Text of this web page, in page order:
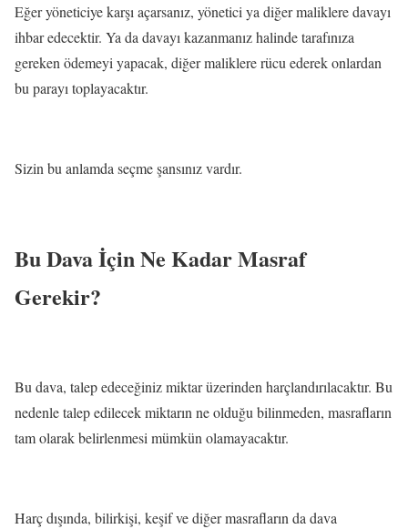
Eğer yöneticiye karşı açarsanız, yönetici ya diğer maliklere davayı
ihbar edecektir. Ya da davayı kazanmanız halinde tarafınıza
gereken ödemeyi yapacak, diğer maliklere rücu ederek onlardan
bu parayı toplayacaktır.
Sizin bu anlamda seçme şansınız vardır.
Bu Dava İçin Ne Kadar Masraf
Gerekir?
Bu dava, talep edeceğiniz miktar üzerinden harçlandırılacaktır. Bu
nedenle talep edilecek miktarın ne olduğu bilinmeden, masrafların
tam olarak belirlenmesi mümkün olamayacaktır.
Harç dışında, bilirkişi, keşif ve diğer masrafların da dava